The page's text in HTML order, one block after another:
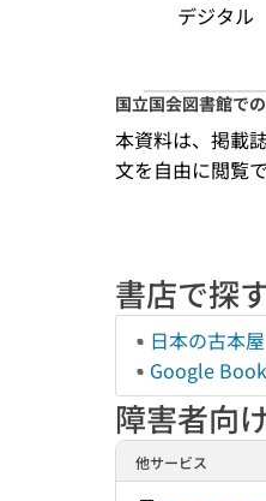
デジタル
国立国会図書館で
本資料は、掲載
文を自由に閲覧
書店で探
日本の古本屋
Google
障害者向
他サービス